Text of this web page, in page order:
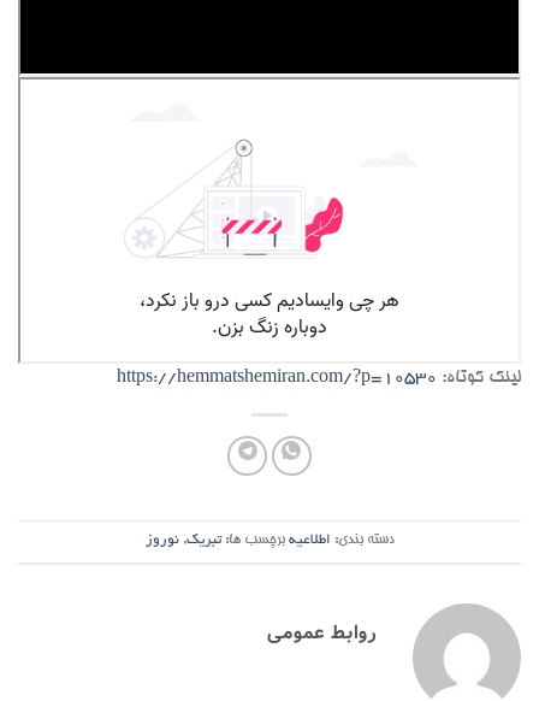
لینک کوتاه: https://hemmatshemiran.com/?p=10530
دسته بندی: اطلاعیه برچسب ها:تبریک,نوروز
روابط عمومی